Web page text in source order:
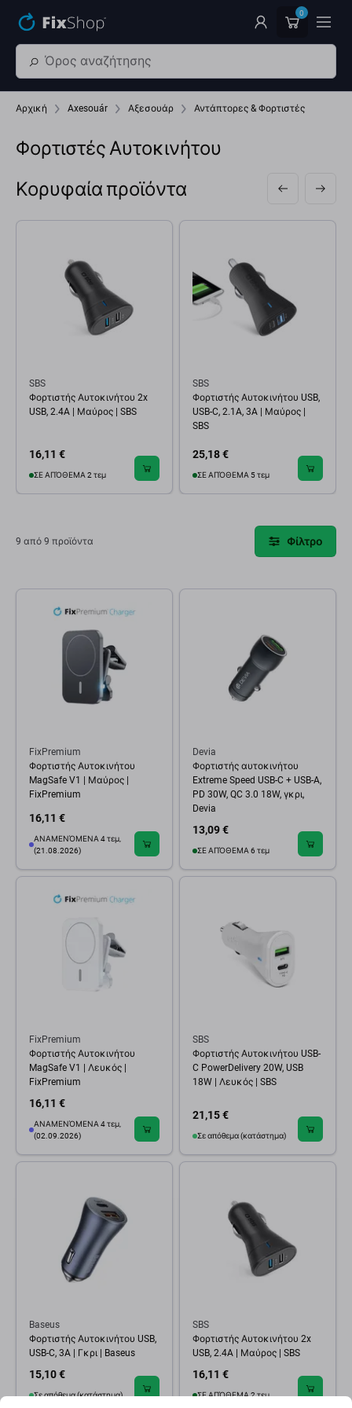
0
Αρχική Axesouár Αξεσουάρ Αντάπτορες & Φορτιστές
Φορτιστές Αυτοκινήτου
Κορυφαία προϊόντα
SBS
Φορτιστής Αυτοκινήτου 2x
USB, 2.4A | Μαύρος | SBS
16,11 €
ΣΕ ΑΠΌΘΕΜΑ 2 τεμ
SBS
Φορτιστής Αυτοκινήτου USB,
USB-C, 2.1A, 3A | Μαύρος |
SBS
25,18 €
ΣΕ ΑΠΌΘΕΜΑ 5 τεμ
9 από 9 προϊόντα Φίλτρο
FixPremium
Φορτιστής Αυτοκινήτου
MagSafe V1 | Μαύρος |
FixPremium
16,11 €
ΑΝΑΜΕΝΌΜΕΝΑ 4 τεμ,
(21.08.2026)
Devia
Φορτιστής αυτοκινήτου
Extreme Speed USB-C + USB-A,
PD 30W, QC 3.0 18W, γκρι,
Devia
13,09 €
ΣΕ ΑΠΌΘΕΜΑ 6 τεμ
FixPremium
Φορτιστής Αυτοκινήτου
MagSafe V1 | Λευκός |
FixPremium
16,11 €
ΑΝΑΜΕΝΌΜΕΝΑ 4 τεμ,
(02.09.2026)
SBS
Φορτιστής Αυτοκινήτου USB-
C PowerDelivery 20W, USB
18W | Λευκός | SBS
21,15 €
Σε απόθεμα (κατάστημα)
Baseus
Φορτιστής Αυτοκινήτου USB,
USB-C, 3A | Γκρι | Baseus
15,10 €
Σε απόθεμα (κατάστημα)
SBS
Φορτιστής Αυτοκινήτου 2x
USB, 2.4A | Μαύρος | SBS
16,11 €
ΣΕ ΑΠΌΘΕΜΑ 2 τεμ